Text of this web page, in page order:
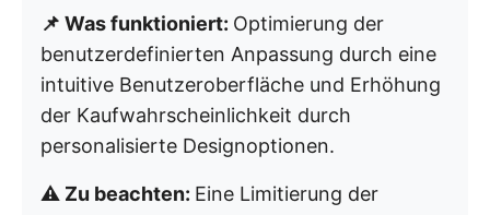
📌 Was funktioniert: Optimierung der
benutzerdefinierten Anpassung durch eine
intuitive Benutzeroberfläche und Erhöhung
der Kaufwahrscheinlichkeit durch
personalisierte Designoptionen.
⚠️ Zu beachten: Eine Limitierung der